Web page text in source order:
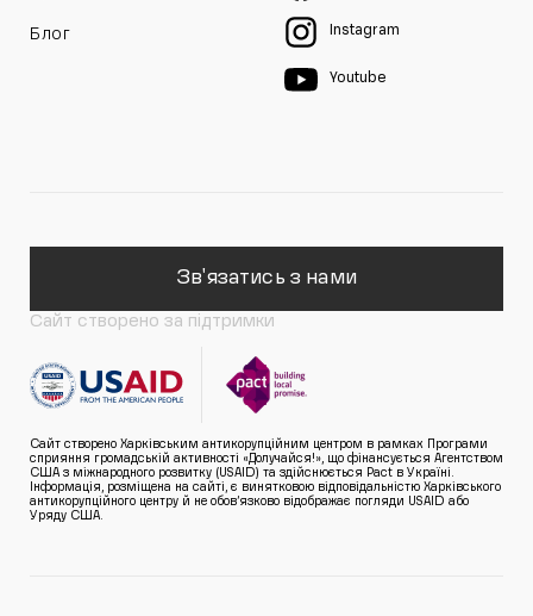
Блог Instagram
Youtube
Зв'язатись з нами
Сайт створено за підтримки
Сайт створено Харківським антикорупційним центром в рамках Програми
сприяння громадській активності «Долучайся!», що фінансується Агентством
США з міжнародного розвитку (USAID) та здійснюється Pact в Україні.
Інформація, розміщена на сайті, є винятковою відповідальністю Харківського
антикорупційного центру й не обов’язково відображає погляди USAID або
Уряду США.